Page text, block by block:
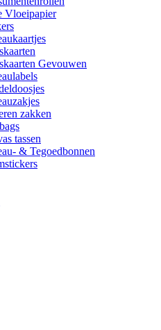
Vloeipapier
Gevouwen
zakken
tassen
& Tegoedbonnen